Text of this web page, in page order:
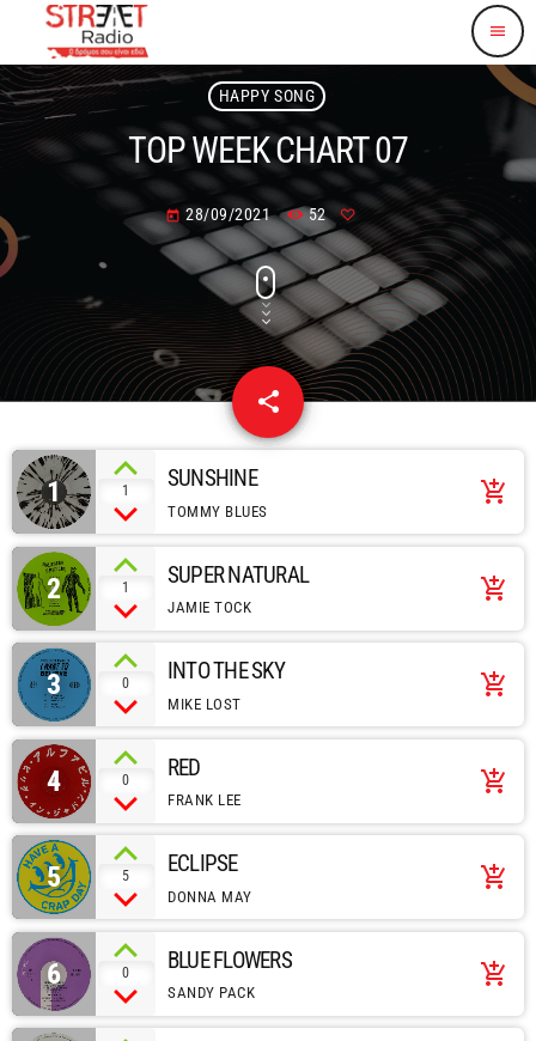
menu
HAPPY SONG
TOP WEEK CHART 07
today 28/09/2021 52
share
email
1 1 SUNSHINE
TOMMY BLUES
add_shopping_cart
2 1 SUPER NATURAL
JAMIE TOCK
add_shopping_cart
3 0 INTO THE SKY
MIKE LOST
add_shopping_cart
4 0 RED
FRANK LEE
add_shopping_cart
5 5 ECLIPSE
DONNA MAY
add_shopping_cart
6 0 BLUE FLOWERS
SANDY PACK
add_shopping_cart